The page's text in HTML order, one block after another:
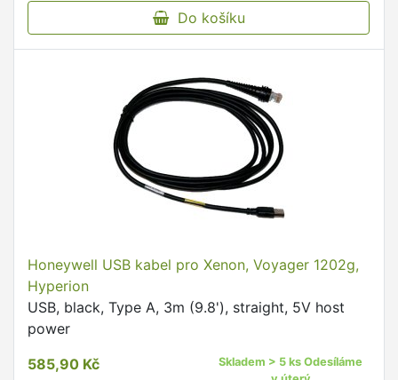
Do košíku
Honeywell USB kabel pro Xenon, Voyager 1202g,
Hyperion
USB, black, Type A, 3m (9.8'), straight, 5V host
power
585,90 Kč
Skladem > 5 ks Odesíláme